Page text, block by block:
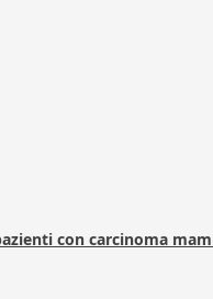
con carcinoma